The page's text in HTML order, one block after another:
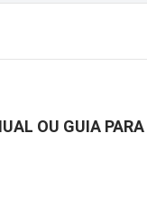
OU GUIA